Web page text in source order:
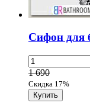
Сифон для
1 690
Скидка 17%